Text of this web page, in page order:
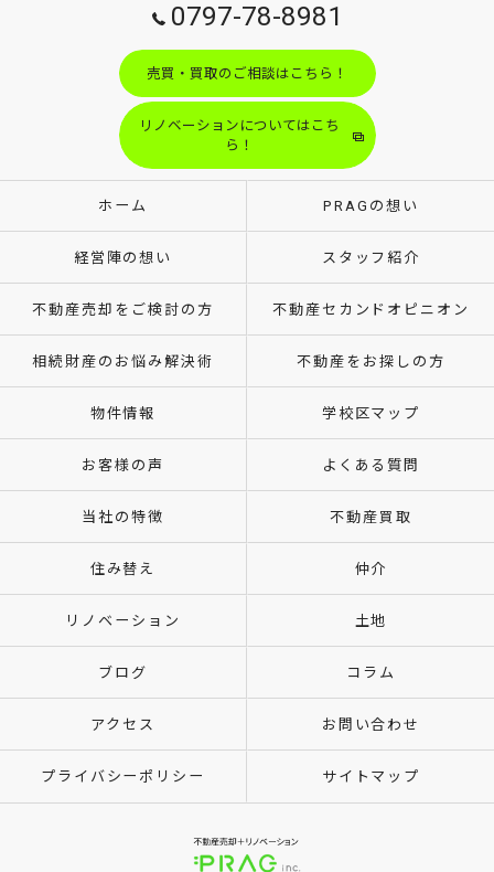
0797-78-8981
売買・買取のご相談はこちら！
リノベーションについてはこち
ら！
ホーム PRAGの想い
経営陣の想い スタッフ紹介
不動産売却をご検討の方 不動産セカンドオピニオン
相続財産のお悩み解決術 不動産をお探しの方
物件情報 学校区マップ
お客様の声 よくある質問
当社の特徴 不動産買取
住み替え 仲介
リノベーション 土地
ブログ コラム
アクセス お問い合わせ
プライバシーポリシー サイトマップ